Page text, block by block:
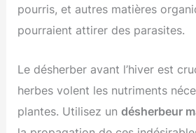
pourris, et autres matières
pourraient attirer des parasites.
Le désherber avant l’hiver est
herbes volent les nutriments
plantes. Utilisez undésherbeur